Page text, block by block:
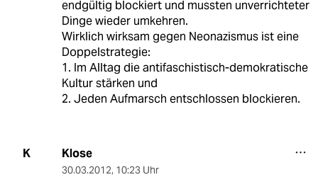
endgültig blockiert und mussten unverrichteter
Dinge wieder umkehren.
Wirklich wirksam gegen Neonazismus ist eine
Doppelstrategie:
1. Im Alltag die antifaschistisch-demokratische
Kultur stärken und
2. Jeden Aufmarsch entschlossen blockieren.
K Klose
30.03.2012, 10:23 Uhr